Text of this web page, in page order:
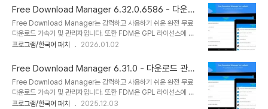
하고 결정을 내릴 수 있도록 합..
품은 직관적이고 사용자 친화적인 인터페이스로 잘 알려져 있습니다.
FDM은 사이트 관리자, 가속기, 사이트 탐색기 및 스케줄러로 작동할
수 있습니다. FDM은 손상된 다운로드를 재개할 수 있습니다. 따라서
우연한 중단 후 처음부터 다운로드 프로세스를 시작할 필요가 없습니
다. 중단된 순간부터 완료되지 않은 다운로드를 재개할 수 있습니다.
하고 결정을 내릴 수 있도록 합..
Free Download Manager 6.32.0.6586 - 다운로
드 관리자 및 가속기
Free Download Manager는 강력하고 사용하기 쉬운 완전 무료
다운로드 가속기 및 관리자입니다. 또한 FDM은 GPL 라이선스에 따
라 배포되는 100% 안전한 오픈 소스 소프트웨어입니다. FDM은 가
품은 직관적이고 사용자 친화적인 인터페이스로 잘 알려져 있습니다.
FDM은 사이트 관리자, 가속기, 사이트 탐색기 및 스케줄러로 작동할
수 있습니다. FDM은 손상된 다운로드를 재개할 수 있습니다. 따라서
우연한 중단 후 처음부터 다운로드 프로세스를 시작할 필요가 없습니
다. 중단된 순간부터 완료되지 않은 다운로드를 재개할 수 있습니다.
프로그램/한국어 패치 2026.01.02
Free Download Manager 6.31.0 - 다운로드 관리
자 및 가속기
Free Download Manager는 강력하고 사용하기 쉬운 완전 무료
다운로드 가속기 및 관리자입니다. 또한 FDM은 GPL 라이선스에 따
라 배포되는 100% 안전한 오픈 소스 소프트웨어입니다. FDM은 가
프로그램/한국어 패치 2025.12.03